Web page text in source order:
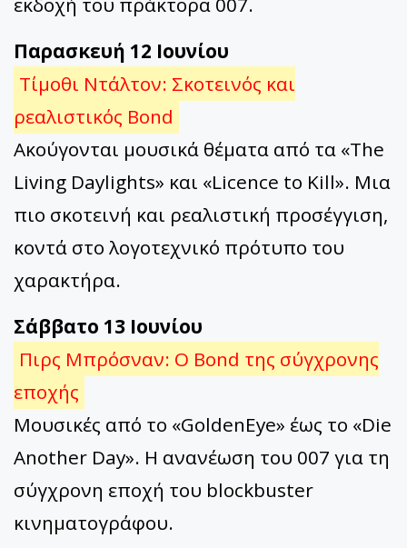
Παρασκευή 12 Ιουνίου
Τίμοθι Ντάλτον: Σκοτεινός και
ρεαλιστικός Bond
Ακούγονται μουσικά θέματα από τα «The
Living Daylights» και «Licence to Kill». Μια
πιο σκοτεινή και ρεαλιστική προσέγγιση,
κοντά στο λογοτεχνικό πρότυπο του
χαρακτήρα.
Σάββατο 13 Ιουνίου
Πιρς Μπρόσναν: Ο Bond της σύγχρονης
εποχής
Μουσικές από το «GoldenEye» έως το «Die
Another Day». Η ανανέωση του 007 για τη
σύγχρονη εποχή του blockbuster
κινηματογράφου.